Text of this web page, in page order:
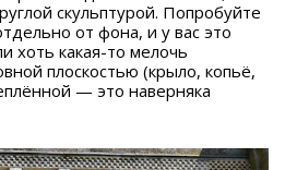
скульптурой. Попробуйте
от фона, и у вас это
хоть какая-то мелочь
плоскостью (крыло, копьё,
— это наверняка